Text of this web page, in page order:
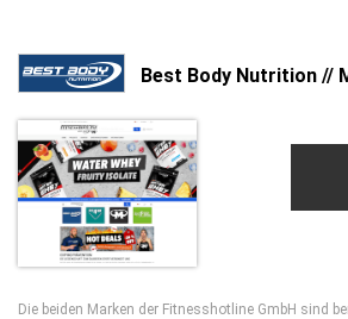
Best Body Nutrition //
Die beiden Marken der Fitnesshotline GmbH sind